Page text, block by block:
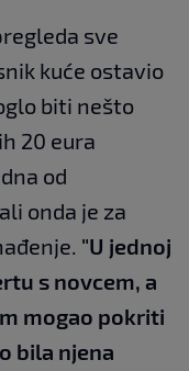
sve
kuće ostavio
biti nešto
20 eura
od
onda je za
"U jednoj
s novcem, a
mogao pokriti
bila njena